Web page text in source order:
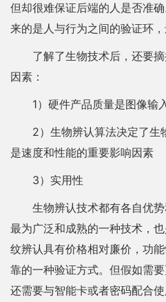
但却很难保证后端的人是否准
来的是人与行为之间的验证环
了解了生物技术后，还要
因素：
1）硬件产品质量是图像输
2）生物辨认算法决定了生
是速度和性能的重要影响因素
3）实用性
生物辨认技术都有各自优
最为广泛和成熟的一种技术，
纹辨认具有价格相对廉价，功
靠的一种验证方式。但假如需
还需要与智能卡或者密码配合